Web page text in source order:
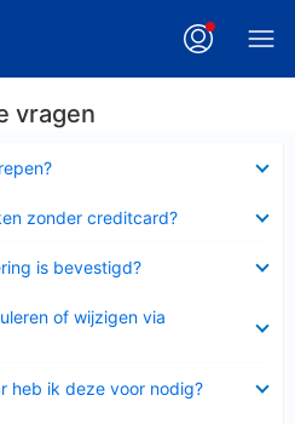
vragen
zonder creditcard?
is bevestigd?
of wijzigen via
heb ik deze voor nodig?